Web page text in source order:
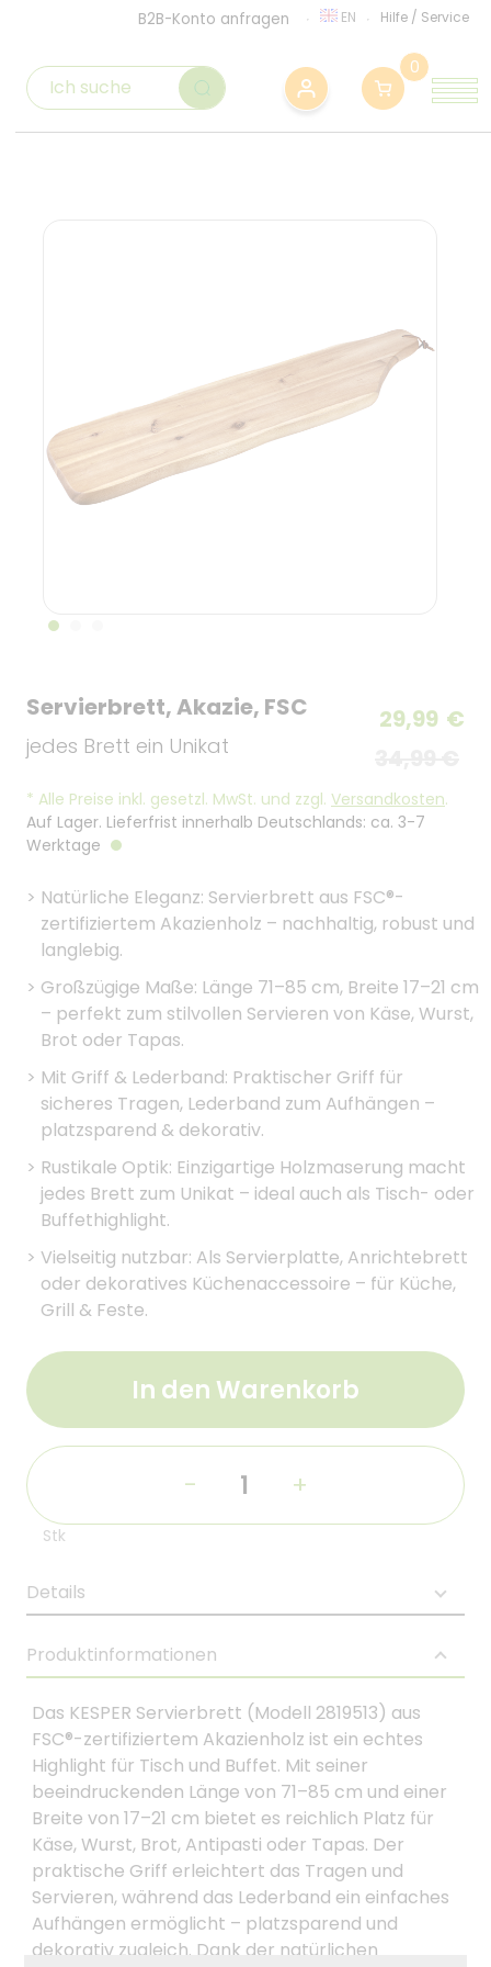
B2B-Konto anfragen EN Hilfe / Service
0
Servierbrett, Akazie, FSC
jedes Brett ein Unikat
29,99 €
* Alle Preise inkl. gesetzl. MwSt. und zzgl. Versandkosten.
Auf Lager. Lieferfrist innerhalb Deutschlands: ca. 3-7
Werktage
> Natürliche Eleganz: Servierbrett aus FSC®-
zertifiziertem Akazienholz – nachhaltig, robust und
langlebig.
> Großzügige Maße: Länge 71–85 cm, Breite 17–21 cm
– perfekt zum stilvollen Servieren von Käse, Wurst,
Brot oder Tapas.
> Mit Griff & Lederband: Praktischer Griff für
sicheres Tragen, Lederband zum Aufhängen –
platzsparend & dekorativ.
> Rustikale Optik: Einzigartige Holzmaserung macht
jedes Brett zum Unikat – ideal auch als Tisch- oder
Buffethighlight.
> Vielseitig nutzbar: Als Servierplatte, Anrichtebrett
oder dekoratives Küchenaccessoire – für Küche,
Grill & Feste.
In den Warenkorb
- +
Stk
Details
Produktinformationen
Das KESPER Servierbrett (Modell 2819513) aus
FSC®-zertifiziertem Akazienholz ist ein echtes
Highlight für Tisch und Buffet. Mit seiner
beeindruckenden Länge von 71–85 cm und einer
Breite von 17–21 cm bietet es reichlich Platz für
Käse, Wurst, Brot, Antipasti oder Tapas. Der
praktische Griff erleichtert das Tragen und
Servieren, während das Lederband ein einfaches
Aufhängen ermöglicht – platzsparend und
dekorativ zugleich. Dank der natürlichen